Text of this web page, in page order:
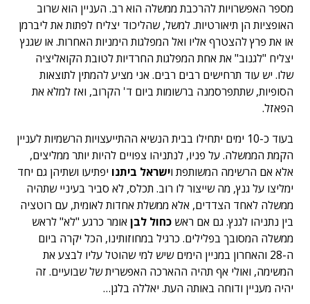
מספר האפשרויות להרכבת ממשלה הוא רב. העניין הוא שרוב
האופציות הן תיאורטיות. למשל, שהליכוד יצליח לפתות את ליברמן
או את פרץ להצטרף אליו ואל המפלגות הימניות האחרות. או שגנץ
יצליח "לגנוב" את אחת המפלגות החרדיות לטובת הקואליציה
שלו. יש עוד תרחישים רבים רבים. אני מציע להמתין לתוצאות
הסופיות, שתתפרסמנה ברשומות ביום ד' הקרוב, ואז למלא את
הפאזל.
בעוד כ-10 ימים יתחילו בבית הנשיא ההתייעצויות הרשמיות לעניין
הקמת הממשלה. על פניו, לנתניהו צפויים להיות יותר ממליצים,
אלא אם הרשימה המשותפת וישראל ביתנו יפתיעו ושתיהן גם יחד
ימליצו על גנץ, מה שייצור לו רוב. תכלס, לא סביר בעיניי שתהיה
ממשלה לאחד הצדדים, אלא ממשלת אחדות לאומית, עם רוטציה
בין נתניהו לגנץ. גם אם ראש כחול לבן אומר כרגע "לא" לראש
ממשלה המסובך בפלילים. כרגיל במחוזותינו, הכל יקרה ביום
ה-28 והאחרון במניין הימים שיש למי שהוטל עליו לבצע את
המשימה, ואולי אף תהיה ההארכה האפשרית של שבועיים. זה
יהיה מעניין ודוחה באותה העת. יאללה בלגן…